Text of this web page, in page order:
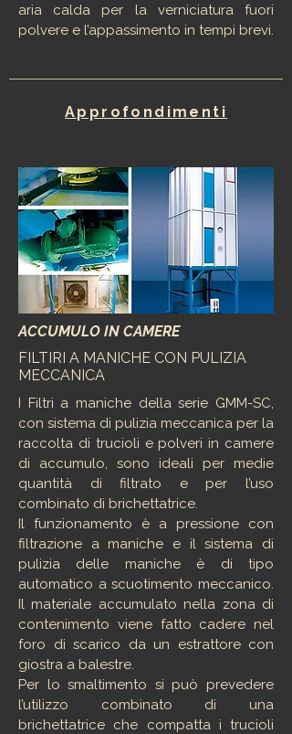
aria calda per la verniciatura fuori
polvere e l’appassimento in tempi brevi.
Approfondimenti
ACCUMULO IN CAMERE
FILTIRI A MANICHE CON PULIZIA
MECCANICA
I Filtri a maniche della serie GMM-SC,
con sistema di pulizia meccanica per la
raccolta di trucioli e polveri in camere
di accumulo, sono ideali per medie
quantità di filtrato e per l’uso
combinato di brichettatrice.
Il funzionamento è a pressione con
filtrazione a maniche e il sistema di
pulizia delle maniche è di tipo
automatico a scuotimento meccanico.
Il materiale accumulato nella zona di
contenimento viene fatto cadere nel
foro di scarico da un estrattore con
giostra a balestre.
Per lo smaltimento si può prevedere
l’utilizzo combinato di una
brichettatrice che compatta i trucioli